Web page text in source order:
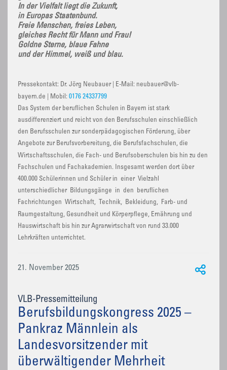
In der Vielfalt liegt die Zukunft,
in Europas Staatenbund.
Freie Menschen, freies Leben,
gleiches Recht für Mann und Frau!
Goldne Sterne, blaue Fahne
und der Himmel, weiß und blau.
Pressekontakt: Dr. Jörg Neubauer | E-Mail: neubauer@vlb-
bayern.de | Mobil: 0176 24337799
Das System der beruflichen Schulen in Bayern ist stark
ausdifferenziert und reicht von den Berufsschulen einschließlich
den Berufsschulen zur sonderpädagogischen Förderung, über
Angebote zur Berufsvorbereitung, die Berufsfachschulen, die
Wirtschaftsschulen, die Fach- und Berufsoberschulen bis hin zu den
Fachschulen und Fachakademien. Insgesamt werden dort über
400.000 Schülerinnen und Schüler in einer Vielzahl
unterschiedlicher Bildungsgänge in den beruflichen
Fachrichtungen Wirtschaft, Technik, Bekleidung, Farb- und
Raumgestaltung, Gesundheit und Körperpflege, Ernährung und
Hauswirtschaft bis hin zur Agrarwirtschaft von rund 33.000
Lehrkräften unterrichtet.
21. November 2025
VLB-Pressemitteilung
Berufsbildungskongress 2025 –
Pankraz Männlein als
Landesvorsitzender mit
überwältigender Mehrheit